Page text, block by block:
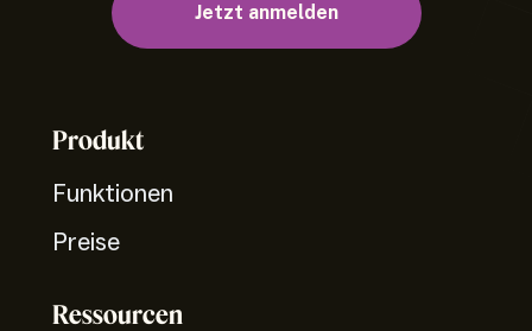
Jetzt anmelden
Produkt
Funktionen
Preise
Ressourcen